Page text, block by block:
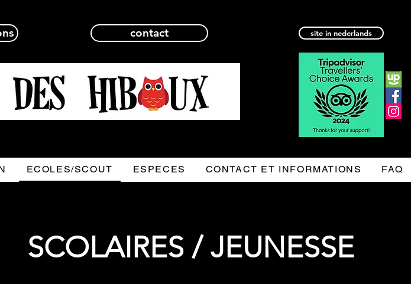
contact site in nederlands
ECOLES/SCOUT ESPECES CONTACT ET INFORMATIONS FAQ
SCOLAIRES / JEUNESSE